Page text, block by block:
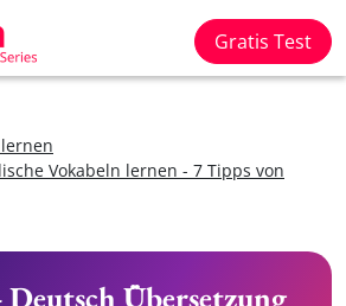
Gratis Test
Vokabeln lernen - 7 Tipps von
Übersetzung